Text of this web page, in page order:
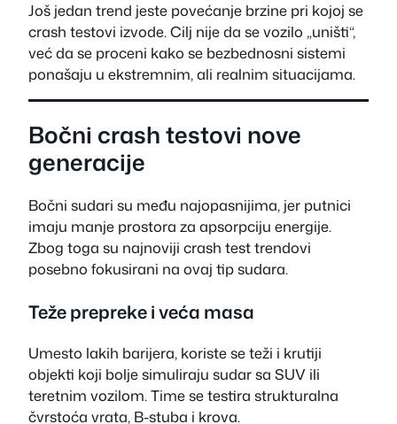
Još jedan trend jeste povećanje brzine pri kojoj se
crash testovi izvode. Cilj nije da se vozilo „uništi“,
već da se proceni kako se bezbednosni sistemi
ponašaju u ekstremnim, ali realnim situacijama.
Bočni crash testovi nove
generacije
Bočni sudari su među najopasnijima, jer putnici
imaju manje prostora za apsorpciju energije.
Zbog toga su najnoviji crash test trendovi
posebno fokusirani na ovaj tip sudara.
Teže prepreke i veća masa
Umesto lakih barijera, koriste se teži i krutiji
objekti koji bolje simuliraju sudar sa SUV ili
teretnim vozilom. Time se testira strukturalna
čvrstoća vrata, B-stuba i krova.